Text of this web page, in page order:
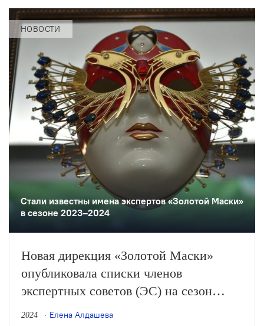
Бориса Павловича «Лес», основанного
на текстах Бибихина.
НОВОСТИ
Стали известны имена экспертов «Золотой Маски»
в сезоне 2023–2024
Новая дирекция «Золотой Маски»
опубликовала списки членов
экспертных советов (ЭС) на сезон
2023–2024. Как сообщал СТД РФ, они
2024
Елена Алдашева